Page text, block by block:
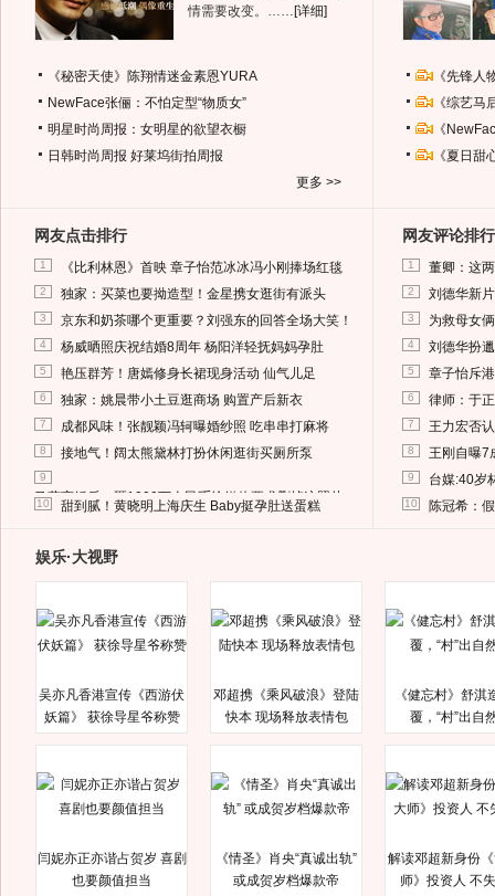
情需要改变。…… [详细]
《秘密天使》陈翔情迷金素恩YURA
NewFace张俪：不怕定型“物质女”
明星时尚周报：女明星的欲望衣橱
日韩时尚周报 好莱坞街拍周报
更多 >>
《先锋
《综艺
《
《夏日
网友点击排行
1 《比利林恩》首映 章子怡范冰冰冯小刚捧场红毯
2 独家：买菜也要拗造型！金星携女逛街有派头
3 京东和奶茶哪个更重要？刘强东的回答全场大笑！
4 杨威晒照庆祝结婚8周年 杨阳洋轻抚妈妈孕肚
5 艳压群芳！唐嫣修身长裙现身活动 仙气儿足
6 独家：姚晨带小土豆逛商场 购置产后新衣
7 成都风味！张靓颖冯轲曝婚纱照 吃串串打麻将
8 接地气！阔太熊黛林打扮休闲逛街买厕所泵
9
马蓉离婚后，砸1000万人民币给媒体要求删掉这照片
10 甜到腻！黄晓明上海庆生 Baby挺孕肚送蛋糕
网友评论排行
1 董卿：这
2 刘德华新
3 为救母女
4 刘德华扮
5 章子怡斥
6 律师：于
7 王力宏否
8 王刚自曝7
9 台媒:40岁
10 陈冠希：
娱乐·大视野
吴亦凡香港宣传《西游伏
妖篇》 获徐导星爷称赞
邓超携《乘风破浪》登陆
快本 现场释放表情包
《健忘村》舒淇
覆，“村”出自
闫妮亦正亦谐占贺岁 喜剧
也要颜值担当
《情圣》肖央“真诚出轨”
或成贺岁档爆款帝
解读邓超新身份
师》投资人 不